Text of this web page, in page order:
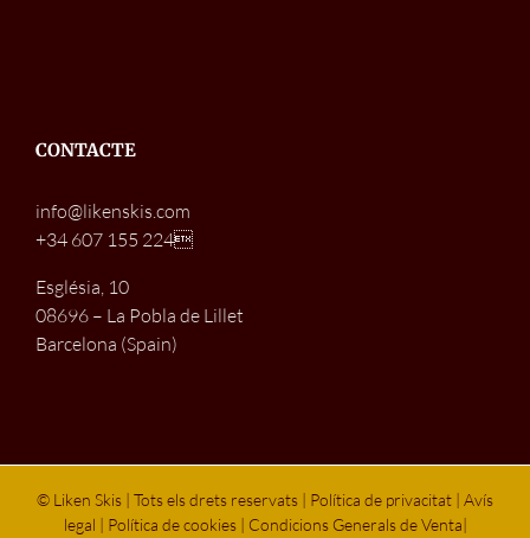
CONTACTE
info@likenskis.com
+34 607 155 224
Església, 10
08696 – La Pobla de Lillet
Barcelona (Spain)
© Liken Skis | Tots els drets reservats | Política de privacitat | Avís
legal | Política de cookies| Condicions Generals de Venta|